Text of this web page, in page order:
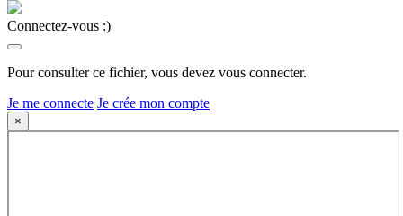
Connectez-vous :)
Pour consulter ce fichier, vous devez vous connecter.
Je me connecte Je crée mon compte
×